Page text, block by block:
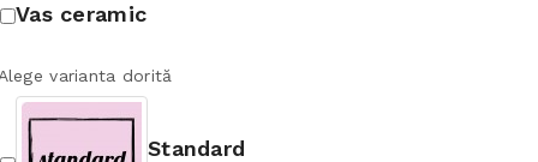
Vas ceramic
varianta dorită
Standard